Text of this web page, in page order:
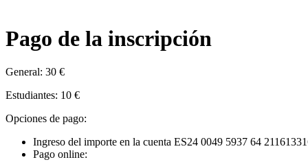
Pago de la inscripción
General: 30 €
Estudiantes: 10 €
Opciones de pago:
Ingreso del importe en la cuenta ES24 0049 5937 64
Pago online: